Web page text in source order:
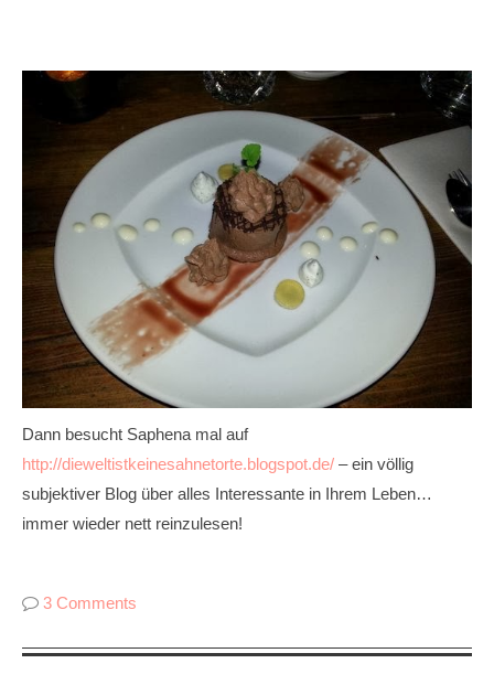
Dann besucht Saphena mal auf
http://dieweltistkeinesahnetorte.blogspot.de/ – ein völlig
subjektiver Blog über alles Interessante in Ihrem Leben…
immer wieder nett reinzulesen!
3 Comments